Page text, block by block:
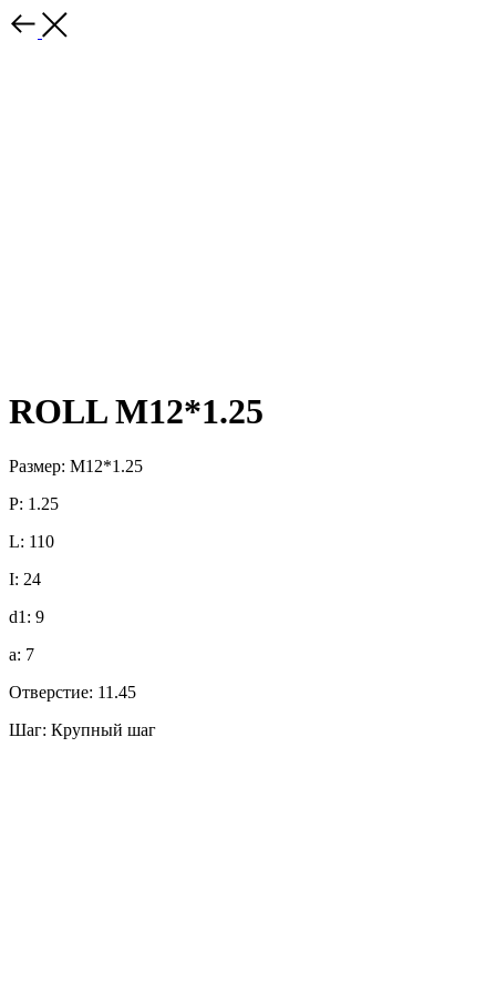
ROLL M12*1.25
Размер: M12*1.25
P: 1.25
L: 110
I: 24
d1: 9
a: 7
Отверстие: 11.45
Шаг: Крупный шаг